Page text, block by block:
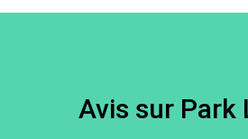
Avis sur Park